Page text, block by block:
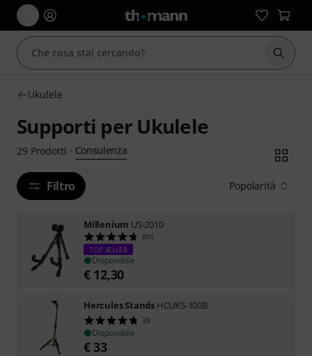
Ukulele
Supporti per Ukulele
29 Prodotti · Consulenza
Filtro Popolarità
Millenium US-2010
801
TOP SELLER
Disponibile
€ 12,30
Hercules Stands HCUKS-100B
38
Disponibile
€ 33